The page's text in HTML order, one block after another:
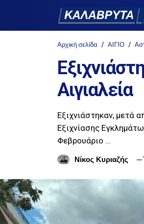
Αρχική σελίδα ΑΙΓΙΟ
Αιγιαλεία
Εξιχνιάστηκαν, μετά
Εξιχνίασης
Φεβρουάριο …
Νίκος Κυριαζής